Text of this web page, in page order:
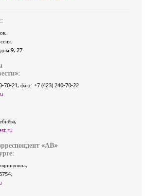
,
9, 27
»:
70-21, факс: +7 (423) 240-70-22
«АВ»